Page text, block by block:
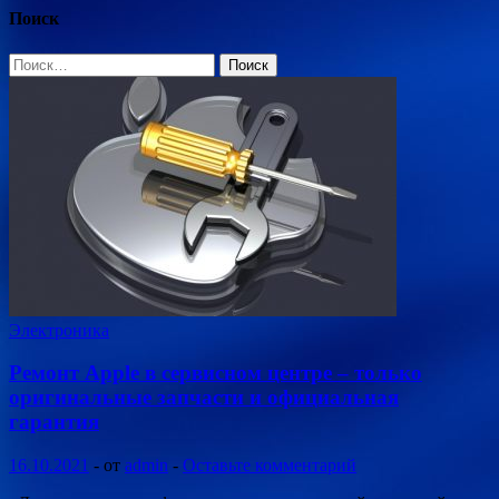
Поиск
Найти:
Электроника
Ремонт Apple в сервисном центре – только
оригинальные запчасти и официальная
гарантия
16.10.2021 - от admin - Оставьте комментарий